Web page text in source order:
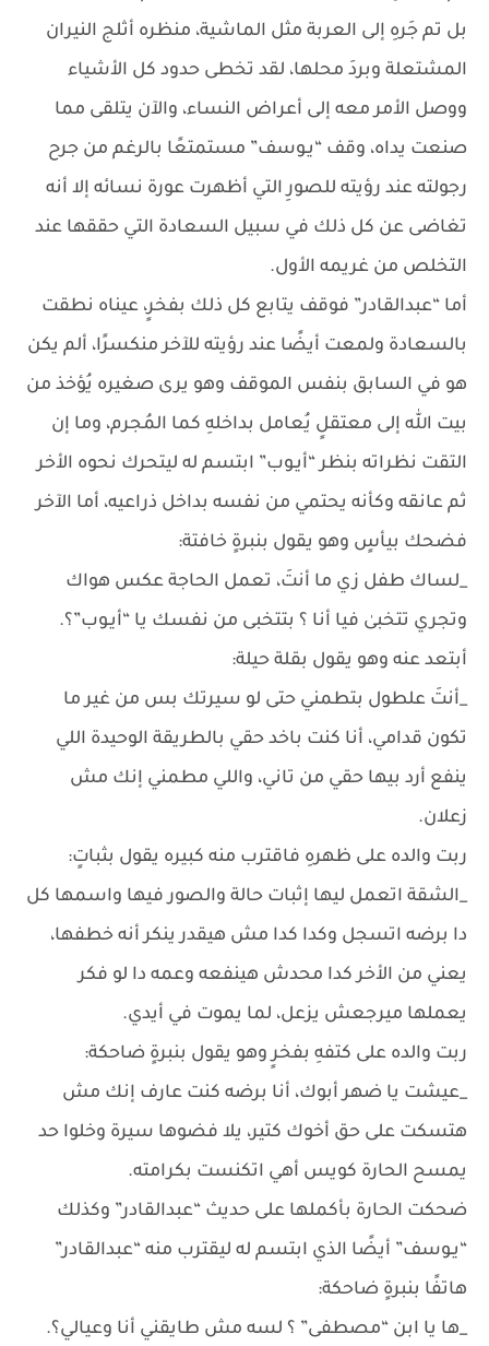
بل تم جَرهِ إلى العربة مثل الماشية، منظره أثلج النيران
المشتعلة وبردَ محلها، لقد تخطى حدود كل الأشياء
ووصل الأمر معه إلى أعراض النساء، والآن يتلقى مما
صنعت يداه، وقف “يـوسف” مستمتعًا بالرغم من جرح
رجولته عند رؤيته للصورِ التي أظهرت عورة نسائه إلا أنه
تغاضى عن كل ذلك في سبيل السعادة التي حققها عند
التخلص من غريمه الأول.
أما “عبدالقادر” فوقف يتابع كل ذلك بفخرٍ، عيناه نطقت
بالسعادة ولمعت أيضًا عند رؤيته للآخر منكسرًا، ألم يكن
هو في السابق بنفس الموقف وهو يرى صغيره يُؤخذ من
بيت الله إلى معتقلٍ يُعامل بداخلهِ كما المُجرم، وما إن
التقت نظراته بنظر “أيـوب” ابتسم له ليتحرك نحوه الأخر
ثم عانقه وكأنه يحتمي من نفسه بداخل ذراعيه، أما الآخر
فضحك بيأسٍ وهو يقول بنبرةٍ خافتة:
_لساك طفل زي ما أنتَ، تعمل الحاجة عكس هواك
وتجري تتخبىٰ فيا أنا ؟ بتتخبى من نفسك يا “أيـوب”؟.
أبتعد عنه وهو يقول بقلة حيلة:
_أنتَ علطول بتطمني حتى لو سيرتك بس من غير ما
تكون قدامي، أنا كنت باخد حقي بالطريقة الوحيدة اللي
ينفع أرد بيها حقي من تاني، واللي مطمني إنك مش
زعلان.
ربت والده على ظهرهِ فاقترب منه كبيره يقول بثباتٍ:
_الشقة اتعمل ليها إثبات حالة والصور فيها واسمها كل
دا برضه اتسجل وكدا كدا مش هيقدر ينكر أنه خطفها،
يعني من الأخر كدا محدش هينفعه وعمه دا لو فكر
يعملها ميرجعش يزعل، لما يموت في أيدي.
ربت والده على كتفهِ بفخرٍ وهو يقول بنبرةٍ ضاحكة:
_عيشت يا ضهر أبوك، أنا برضه كنت عارف إنك مش
هتسكت على حق أخوك كتير، يلا فضوها سيرة وخلوا حد
يمسح الحارة كويس أهي اتكنست بكرامته.
ضحكت الحارة بأكملها على حديث “عبدالقادر” وكذلك
“يـوسف” أيضًا الذي ابتسم له ليقترب منه “عبدالقادر”
هاتفًا بنبرةٍ ضاحكة:
_ها يا ابن “مصطفى” ؟ لسه مش طايقني أنا وعيالي؟.